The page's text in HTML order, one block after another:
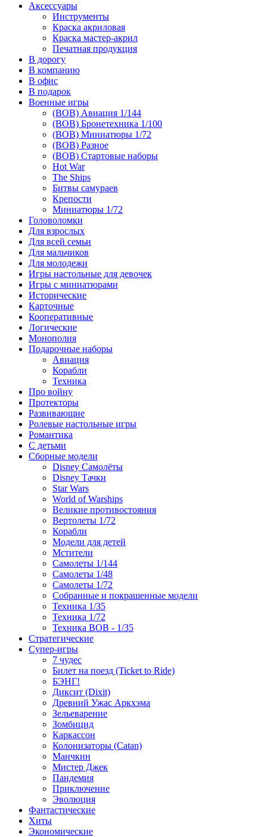
Аксессуары
Инструменты
Краска акриловая
Краска мастер-акрил
Печатная продукция
В дорогу
В компанию
В офис
В подарок
Военные игры
(ВОВ) Авиация 1/144
(ВОВ) Бронетехника 1/100
(ВОВ) Миниатюры 1/72
(ВОВ) Разное
(ВОВ) Стартовые наборы
Hot War
The Ships
Битвы самураев
Крепости
Миниатюры 1/72
Головоломки
Для взрослых
Для всей семьи
Для мальчиков
Для молодежи
Игры настольные для девочек
Игры с миниатюрами
Исторические
Карточные
Кооперативные
Логические
Монополия
Подарочные наборы
Авиация
Корабли
Техника
Про войну
Протекторы
Развивающие
Ролевые настольные игры
Романтика
С детьми
Сборные модели
Disney Самолёты
Disney Тачки
Star Wars
World of Warships
Великие противостояния
Вертолеты 1/72
Корабли
Модели для детей
Мстители
Самолеты 1/144
Самолеты 1/48
Самолеты 1/72
Собранные и покрашенные модели
Техника 1/35
Техника 1/72
Техника ВОВ - 1/35
Стратегические
Супер-игры
7 чудес
Билет на поезд (Ticket to Ride)
БЭНГ!
Диксит (Dixit)
Древний Ужас Аркхэма
Зельеварение
Зомбицид
Каркассон
Колонизаторы (Catan)
Манчкин
Мистер Джек
Пандемия
Приключение
Эволюция
Фантастические
Хиты
Экономические